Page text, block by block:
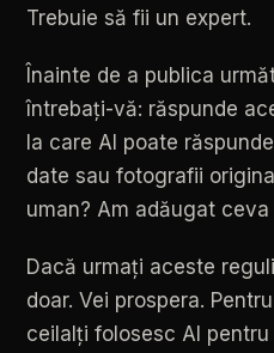
Trebuie să fii un expert.
Înainte de a publica
întrebați-vă: răspunde
la care AI poate răspunde
date sau fotografii
uman? Am adăugat ceva
Dacă urmați aceste
doar. Vei prospera. Pentru
ceilalți folosesc AI pentru